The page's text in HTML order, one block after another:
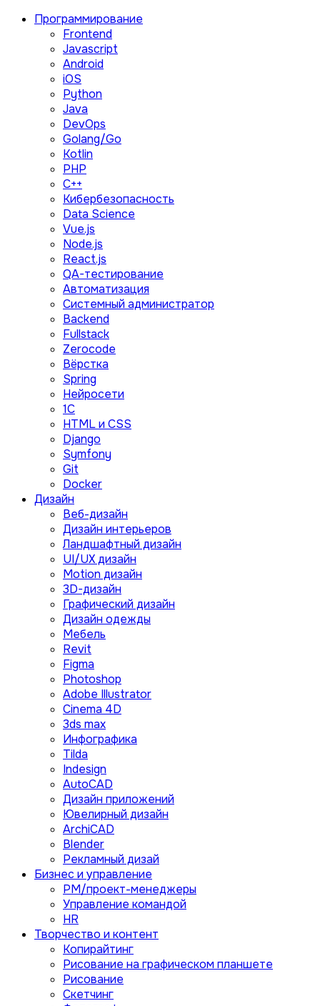
Программирование
Frontend
Javascript
Android
iOS
Python
Java
DevOps
Golang/Go
Kotlin
PHP
C++
Кибербезопасность
Data Science
Vue.js
Node.js
React.js
QA-тестирование
Автоматизация
Системный администратор
Backend
Fullstack
Zerocode
Вёрстка
Spring
Нейросети
1C
HTML и CSS
Django
Symfony
Git
Docker
Дизайн
Веб-дизайн
Дизайн интерьеров
Ландшафтный дизайн
UI/UX дизайн
Motion дизайн
3D-дизайн
Графический дизайн
Дизайн одежды
Мебель
Revit
Figma
Photoshop
Adobe Illustrator
Сinema 4D
3ds max
Инфографика
Tilda
Indesign
AutoCAD
Дизайн приложений
Ювелирный дизайн
ArchiCAD
Blender
Рекламный дизай
Бизнес и управление
PM/проект-менеджеры
Управление командой
HR
Творчество и контент
Копирайтинг
Рисование на графическом планшете
Рисование
Скетчинг